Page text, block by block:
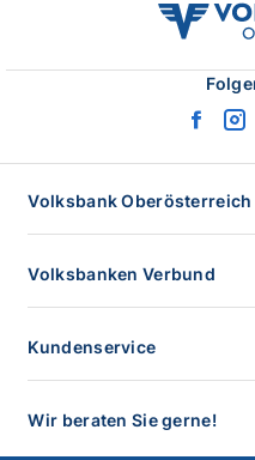
Volksbank Oberösterreich
Volksbanken Verbund
Kundenservice
Wir beraten Sie gerne!